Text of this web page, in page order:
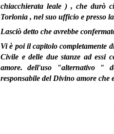
chiacchierata leale ) , che durò
Torlonia , nel suo ufficio e presso
Lasciò detto che avrebbe
Vi è poi il capitolo completamente
Civile e delle due stanze ad essi
amore. dell'uso "alternativo "
responsabile del Divino amore